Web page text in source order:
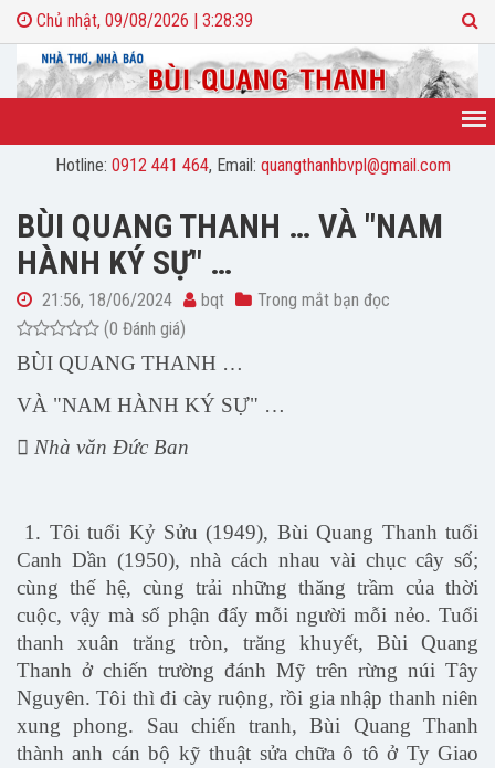
Chủ nhật, 09/08/2026 | 3:28:40
Hotline: 0912 441 464, Email: quangthanhbvpl@gmail.com
BÙI QUANG THANH … VÀ "NAM
HÀNH KÝ SỰ" …
21:56, 18/06/2024 bqt
Trong mắt bạn đọc
(0 Đánh giá)
BÙI QUANG THANH …
VÀ "NAM HÀNH KÝ SỰ" …
 Nhà văn Đức Ban
1. Tôi tuổi Kỷ Sửu (1949), Bùi Quang Thanh tuổi
Canh Dần (1950), nhà cách nhau vài chục cây số;
cùng thế hệ, cùng trải những thăng trầm của thời
cuộc, vậy mà số phận đẩy mỗi người mỗi nẻo. Tuổi
thanh xuân trăng tròn, trăng khuyết, Bùi Quang
Thanh ở chiến trường đánh Mỹ trên rừng núi Tây
Nguyên. Tôi thì đi cày ruộng, rồi gia nhập thanh niên
xung phong. Sau chiến tranh, Bùi Quang Thanh
thành anh cán bộ kỹ thuật sửa chữa ô tô ở Ty Giao